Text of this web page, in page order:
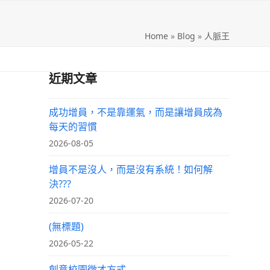
Home» Blog » 人脈王
近期文章
成功增員，不是靠運氣，而是讓增員成為
每天的習慣
2026-08-05
增員不是沒人，而是沒有系統！如何解
決???
2026-07-20
(無標題)
2026-05-22